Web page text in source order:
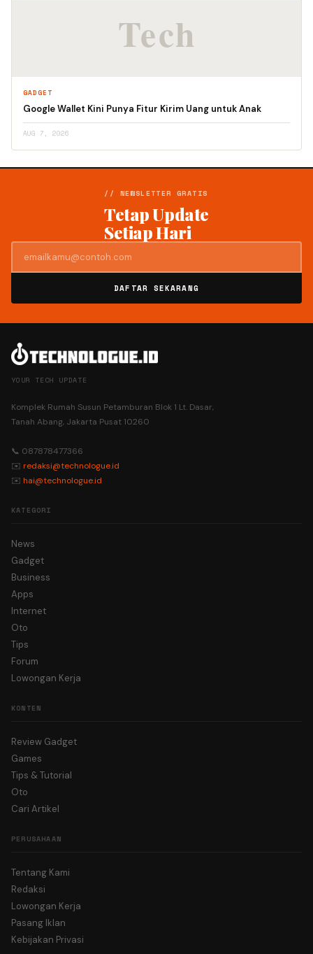
GADGET
Google Wallet Kini Punya Fitur Kirim Uang untuk Anak
AUG 7, 2026
// NEWSLETTER GRATIS
Tetap Update
Setiap Hari
DAFTAR SEKARANG
YOUR TECH UPDATE
Komplek Rumah Susun Petamburan Blok 1 Lt. Dasar,
Tanah Abang, Jakarta Pusat 10260
📞 087878477366
✉️ redaksi@technologue.id
✉️ hai@technologue.id
KATEGORI
News
Gadget
Business
Apps
Internet
Oto
Tips
Forum
Lowongan Kerja
KONTEN
Review Gadget
Games
Tips & Tutorial
Oto
Cari Artikel
PERUSAHAAN
Tentang Kami
Redaksi
Lowongan Kerja
Pasang Iklan
Kebijakan Privasi